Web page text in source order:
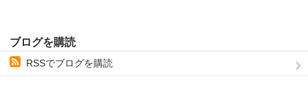
ブログを購読
RSSでブログを購読